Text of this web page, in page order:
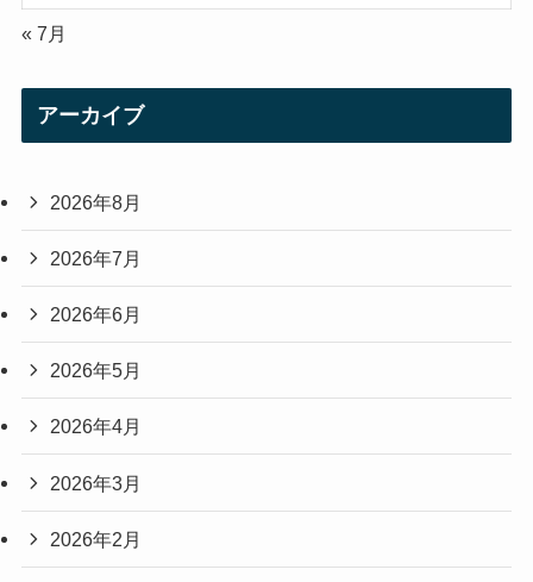
« 7月
アーカイブ
2026年8月
2026年7月
2026年6月
2026年5月
2026年4月
2026年3月
2026年2月